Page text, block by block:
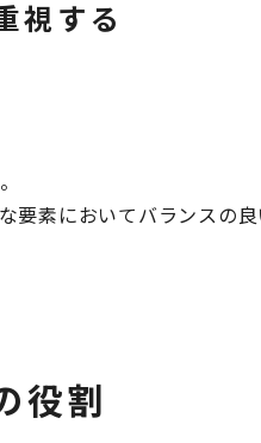
視する
素においてバランスの
役割